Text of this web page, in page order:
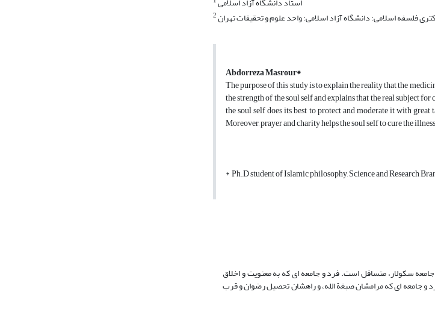
2فلسفه اسلامی؛ دانشگاه آزاد اسلامی؛ واحد علوم و تحقیقات تهران
Abdorreza Masrour*
The purpose of this study is to explain the reality that the
the strength of the soul self and explains that the real subject
the soul self does its best to protect and moderate it with
Moreover, prayer and charity helps the soul self to cure the
* Ph.D student of Islamic philosophy, Science and
سکولار، متسافل است. فرد و جامعه ای که به معنویت و اخلاق
و جامعه ای که مرامشان صبغة الله، و راهشان تحصیل رضوان و قرب